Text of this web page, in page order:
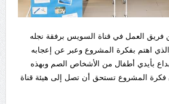
العمل في قناة السويس برفقة نجله
اهتم بفكرة المشروع وعبر عن إعجابه
بأيدي أطفال من الأشخاص الصم وبهذه
فكرة المشروع تستحق أن تصل إلى هيئة قناة